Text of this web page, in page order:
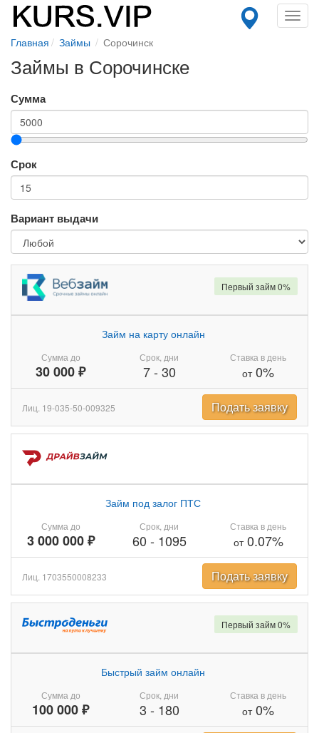
Главная Займы Сорочинск
Займы в Сорочинске
Сумма
Срок
Вариант выдачи
Сумма до
30 000 ₽
Займ на карту онлайн
Срок, дни
7- 30
Ставка в день
от0%
Первый займ 0%
Лиц. 19-035-50-009325 Подать заявку
Сумма до
3 000 000 ₽
Займ под залог ПТС
Срок, дни
60 - 1095
Ставка в день
от0.07%
Лиц. 1703550008233 Подать заявку
Сумма до
100 000 ₽
Быстрый займ онлайн
Срок, дни
3 - 180
Ставка в день
от0%
Первый займ 0%